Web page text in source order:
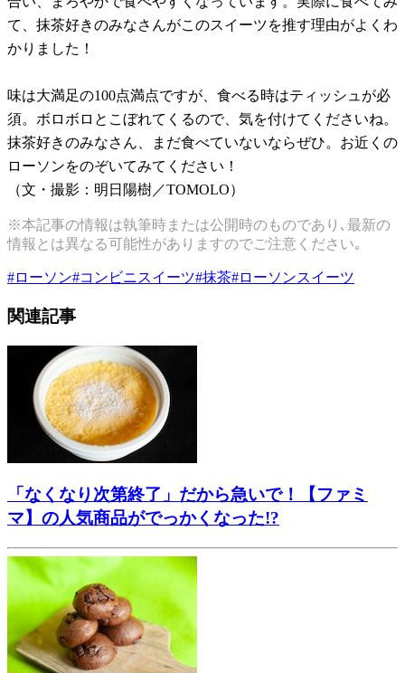
て、抹茶好きのみなさんがこのスイーツを推す理由がよくわ
かりました！
味は大満足の100点満点ですが、食べる時はティッシュが必
須。ボロボロとこぼれてくるので、気を付けてくださいね。
抹茶好きのみなさん、まだ食べていないならぜひ。お近くの
ローソンをのぞいてみてください！
（文・撮影：明日陽樹／TOMOLO）
※本記事の情報は執筆時または公開時のものであり､最新の
情報とは異なる可能性がありますのでご注意ください｡
#ローソン#コンビニスイーツ#抹茶#ローソンスイーツ
関連記事
「なくなり次第終了」だから急いで！【ファミ
マ】の人気商品がでっかくなった!?